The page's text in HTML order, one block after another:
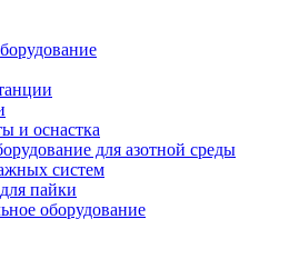
и оснастка
для азотной среды
систем
пайки
оборудование